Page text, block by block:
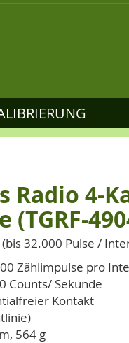
Radio 4-
32.000 Pulse /
Zählimpulse pro
Counts/ Sekunde
Kontakt
564 g